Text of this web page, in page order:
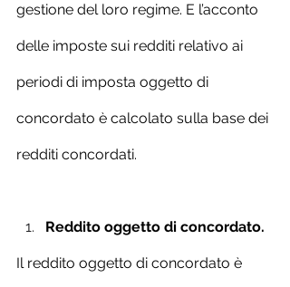
gestione del loro regime. E l’acconto
delle imposte sui redditi relativo ai
periodi di imposta oggetto di
concordato è calcolato sulla base dei
redditi concordati.
Reddito oggetto di concordato.
Il reddito oggetto di concordato è